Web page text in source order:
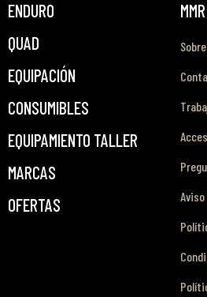
ENDURO
QUAD
EQUIPACIÓN
CONSUMIBLES
EQUIPAMIENTO TALLER
MARCAS
OFERTAS
MMR